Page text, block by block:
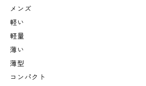
メンズ
軽い
軽量
薄い
薄型
コンパクト